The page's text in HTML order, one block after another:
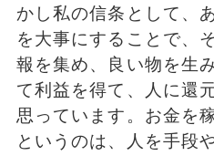
かし私の信条として、
を大事にすることで、
報を集め、良い物を生
て利益を得て、人に還
思っています。お金を
というのは、人を手段